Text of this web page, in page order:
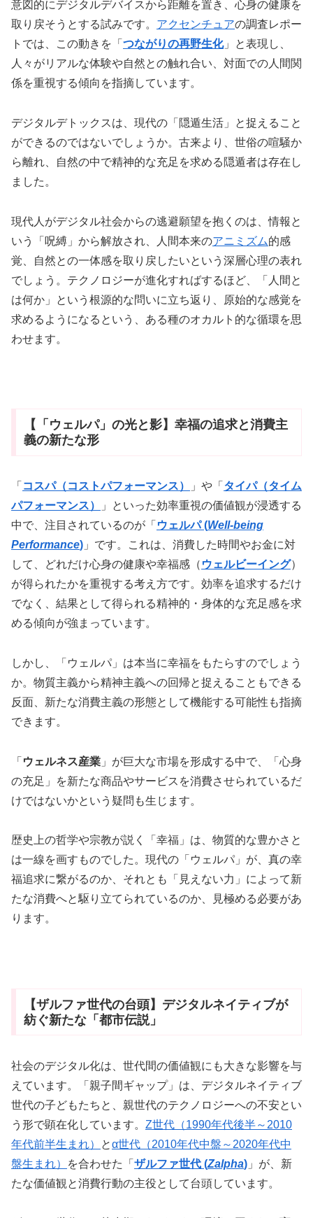
意図的にデジタルデバイスから距離を置き、心身の健康を
取り戻そうとする試みです。 アクセンチュアの調査レポー
トでは、この動きを「 つながりの再野生化」と表現し、
人々がリアルな体験や自然との触れ合い、対面での人間関
係を重視する傾向を指摘しています。
デジタルデトックスは、現代の「隠遁生活」と捉えること
ができるのではないでしょうか。古来より、世俗の喧騒か
ら離れ、自然の中で精神的な充足を求める隠遁者は存在し
ました。
現代人がデジタル社会からの逃避願望を抱くのは、情報と
いう「呪縛」から解放され、人間本来のアニミズム的感
覚、自然との一体感を取り戻したいという深層心理の表れ
でしょう。テクノロジーが進化すればするほど、「人間と
は何か」という根源的な問いに立ち返り、原始的な感覚を
求めるようになるという、ある種のオカルト的な循環を思
わせます。
【「ウェルパ」の光と影】幸福の追求と消費主
義の新たな形
「 コスパ（コストパフォーマンス） 」や「 タイパ（タイム
パフォーマンス）
」といった効率重視の価値観が浸透する
中で、注目されているのが「 ウェルパ (Well-being
Performance) 」です。これは、消費した時間やお金に対
して、どれだけ心身の健康や幸福感（ ウェルビーイング）
が得られたかを重視する考え方です。効率を追求するだけ
でなく、結果として得られる精神的・身体的な充足感を求
める傾向が強まっています。
しかし、「ウェルパ」は本当に幸福をもたらすのでしょう
か。物質主義から精神主義への回帰と捉えることもできる
反面、新たな消費主義の形態として機能する可能性も指摘
できます。
「 ウェルネス産業 」が巨大な市場を形成する中で、「心身
の充足」を新たな商品やサービスを消費させられているだ
けではないかという疑問も生じます。
歴史上の哲学や宗教が説く「幸福」は、物質的な豊かさと
は一線を画すものでした。現代の「ウェルパ」が、真の幸
福追求に繋がるのか、それとも「見えない力」によって新
たな消費へと駆り立てられているのか、見極める必要があ
ります。
【ザルファ世代の台頭】デジタルネイティブが
紡ぐ新たな「都市伝説」
社会のデジタル化は、世代間の価値観にも大きな影響を与
えています。「親子間ギャップ」は、デジタルネイティブ
世代の子どもたちと、親世代のテクノロジーへの不安とい
う形で顕在化しています。 Z世代（1990年代後半～2010
年代前半生まれ）
とα世代（2010年代中盤～2020年代中
盤生まれ）
を合わせた「 ザルファ世代 (Zalpha) 」が、新
たな価値観と消費行動の主役として台頭しています。